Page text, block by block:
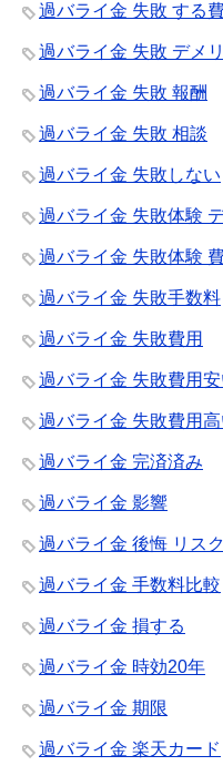
過バライ金 失敗 する
過バライ金 失敗 デメ
過バライ金 失敗 報酬
過バライ金 失敗 相談
過バライ金 失敗しない
過バライ金 失敗体験
過バライ金 失敗体験
過バライ金 失敗手数料
過バライ金 失敗費用
過バライ金 失敗費用安
過バライ金 失敗費用高
過バライ金 完済済み
過バライ金 影響
過バライ金 後悔 リスク
過バライ金 手数料比較
過バライ金 損する
過バライ金 時効20年
過バライ金 期限
過バライ金 楽天カード